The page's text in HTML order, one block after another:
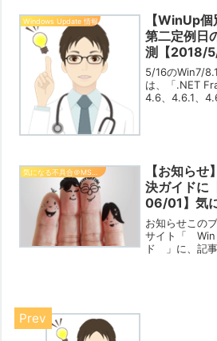
【2025/05/
ーより、新規
Windows Update 情報
【WinUp
第二定例日
測【2018/5/
5/16のWin7/
は、「.NET
4.6、4.6.1、
気になる不具合＠MSコミュニティー
【お知ら
決ガイド
06/01】気
ミュニティ
追加しまし
お知らせこの
サイト「 Win
ド 」に、記